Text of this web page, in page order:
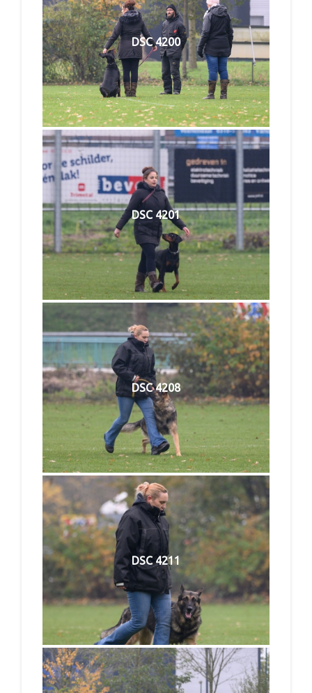
DSC 4200
DSC 4201
DSC 4208
DSC 4211